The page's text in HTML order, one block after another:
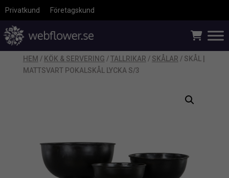
Privatkund Företagskund
HEM / KÖK & SERVERING /TALLRIKAR / SKÅLAR / SKÅL |
MATTSVART POKALSKÅL LYCKA S/3